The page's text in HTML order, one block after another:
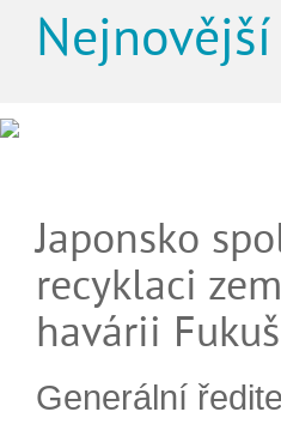
Japonsko
recyklaci
havárii
Generální